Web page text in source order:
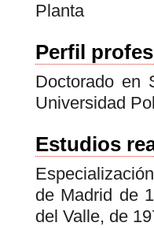
Planta
Perfil
Doctorado en
Universidad
Estudios
de Madrid de
del Valle, de